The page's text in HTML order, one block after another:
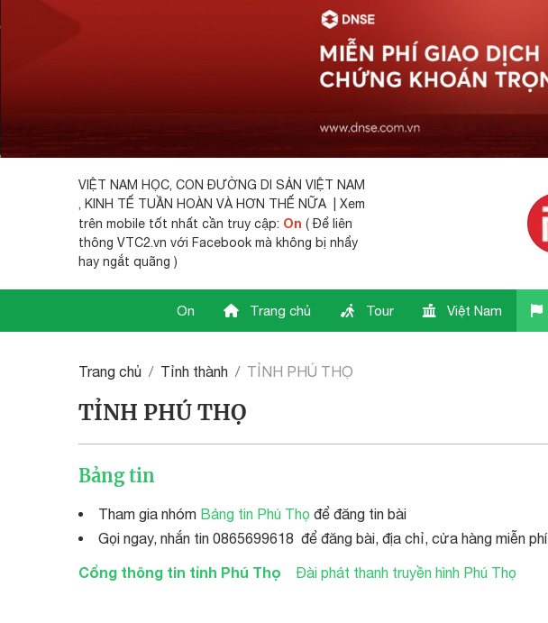
VIỆT NAM HỌC, CON ĐƯỜNG DI SẢN VIỆT NAM
, KINH TẾ TUẦN HOÀN VÀ HƠN THẾ NỮA | Xem
trên mobile tốt nhất cần truy cập: On ( Để liên
thông VTC2.vn với Facebook mà không bị nhẩy
hay ngắt quãng )
On Trang chủ Tour Việt Nam
Trang chủ Tỉnh thành TỈNH PHÚ THỌ
TỈNH PHÚ THỌ
Bảng tin
Tham gia nhóm Bảng tin Phú Thọ để đăng tin bài
Gọi ngay, nhắn tin 0865699618 để đăng bài, địa chỉ, cửa hàng miễn phí
Cổng thông tin tỉnh Phú Thọ Đài phát thanh truyền hình Phú Thọ